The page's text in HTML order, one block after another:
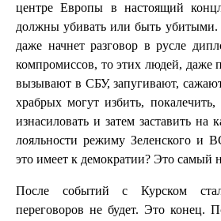
центре Европы в настоящий
должны убивать или быть убитыми.
даже начнет разговор в русле
компромиссов, то этих людей, даже
вызывают в СБУ, запугивают,
храбрых могут избить,
изнасиловать и затем заставить на
лояльности режиму Зеленского и
это имеет к демократии? Это самый
После событий с Курском
переговоров не будет. Это конец.